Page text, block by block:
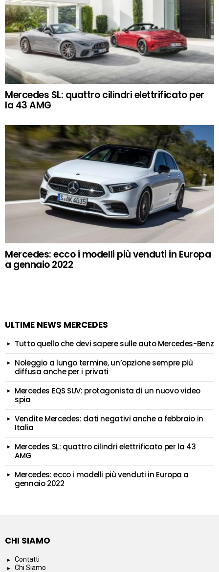
Mercedes SL: quattro cilindri elettrificato per
la 43 AMG
Mercedes: ecco i modelli più venduti in Europa
a gennaio 2022
ULTIME NEWS MERCEDES
Tutto quello che devi sapere sulle auto Mercedes-Benz
Noleggio a lungo termine, un’opzione sempre più
diffusa anche per i privati
Mercedes EQS SUV: protagonista di un nuovo video
spia
Vendite Mercedes: dati negativi anche a febbraio in
Italia
Mercedes SL: quattro cilindri elettrificato per la 43
AMG
Mercedes: ecco i modelli più venduti in Europa a
gennaio 2022
CHI SIAMO
Contatti
Chi Siamo